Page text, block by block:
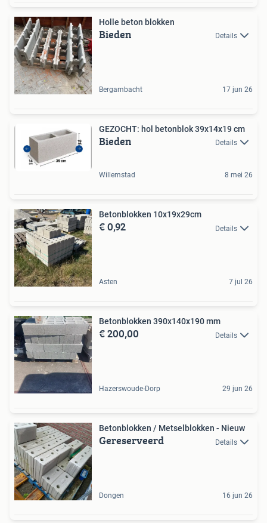
Holle beton blokken
Bieden Details
Bergambacht 17 jun 26
GEZOCHT: hol betonblok 39x14x19 cm
Bieden Details
Willemstad 8 mei 26
Betonblokken 10x19x29cm
€ 0,92 Details
Asten 7 jul 26
Betonblokken 390x140x190 mm
€ 200,00 Details
Hazerswoude-Dorp 29 jun 26
Betonblokken / Metselblokken - Nieuw
Gereserveerd Details
Dongen 16 jun 26